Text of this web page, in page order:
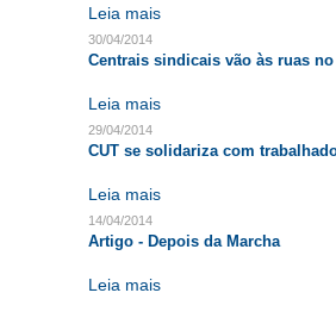
Leia mais
30/04/2014
Centrais sindicais vão às ruas no
Leia mais
29/04/2014
CUT se solidariza com
Leia mais
14/04/2014
Artigo - Depois da Marcha
Leia mais